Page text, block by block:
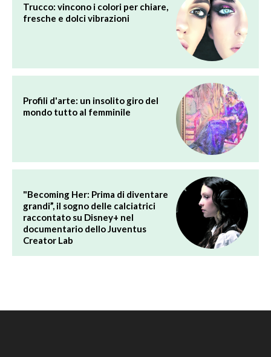
Trucco: vincono i colori per chiare,
fresche e dolci vibrazioni
Profili d'arte: un insolito giro del
mondo tutto al femminile
"Becoming Her: Prima di diventare
grandi”, il sogno delle calciatrici
raccontato su Disney+ nel
documentario dello Juventus
Creator Lab